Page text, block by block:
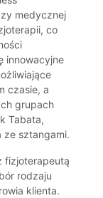
medycznej
co
innowacyjne
czasie, a
grupach
Tabata,
ze sztangami.
fizjoterapeutą
rodzaju
klienta.